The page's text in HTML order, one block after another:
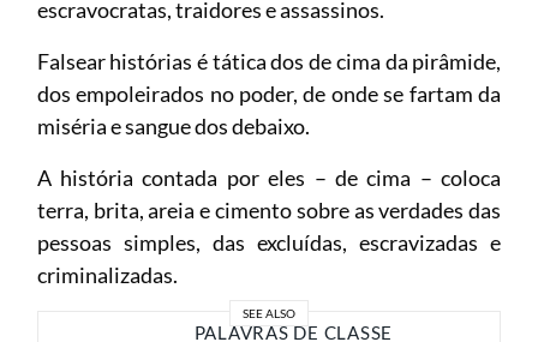
escravocratas, traidores e assassinos.
Falsear histórias é tática dos de cima da pirâmide,
dos empoleirados no poder, de onde se fartam da
miséria e sangue dos debaixo.
A história contada por eles – de cima – coloca
terra, brita, areia e cimento sobre as verdades das
pessoas simples, das excluídas, escravizadas e
criminalizadas.
SEE ALSO
PALAVRAS DE CLASSE